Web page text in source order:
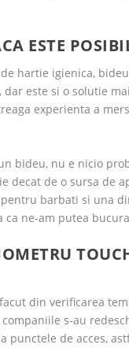
ESTE
hartie igienica,
este si o solutie
experienta a
bideu, nu e nicio
decat de o sursa de
barbati si una
ne-am putea
din verificarea
s-au
de acces,